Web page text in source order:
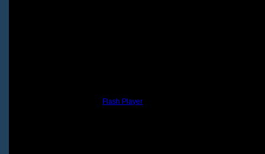
Flash Player